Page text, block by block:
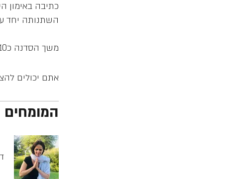
כתיבה באימון
משך הסדנה כ110 דק' בשלושה חלקים והיא כוללת לימוד תיאורטי ותרגול
אתם יכולים
המומחים